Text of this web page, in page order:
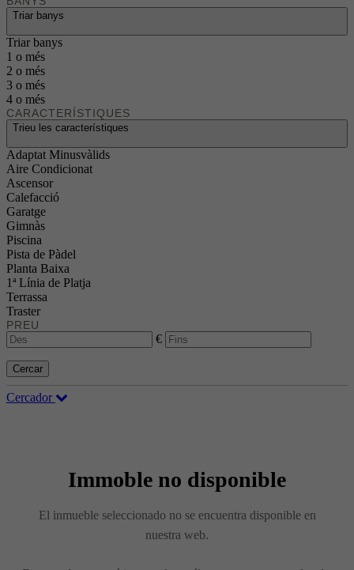
Triar banys
Triar banys
1 o més
2 o més
3 o més
4 o més
CARACTERÍSTIQUES
Trieu les característiques
Adaptat Minusvàlids
Aire Condicionat
Ascensor
Calefacció
Garatge
Gimnàs
Piscina
Pista de Pàdel
Planta Baixa
1ª Línia de Platja
Terrassa
Traster
PREU
€
Cercar
Cercador
Immoble no disponible
El inmueble seleccionado no se encuentra disponible en
nuestra web.